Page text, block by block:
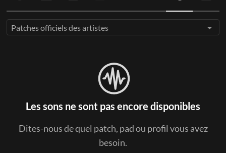
Patches officiels des artistes
Les sons ne sont pas encore disponibles
Dites-nous de quel patch, pad ou profil vous avez
besoin.